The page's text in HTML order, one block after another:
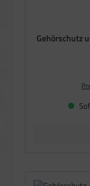
Gehörschutz